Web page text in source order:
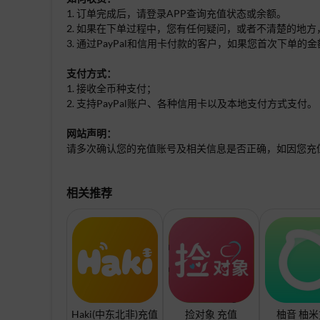
1. 订单完成后，请登录APP查询充值状态或余额。
2. 如果在下单过程中，您有任何疑问，或者不清楚的地
3. 通过PayPal和信用卡付款的客户，如果您首次下单的
支付方式：
1. 接收全币种支付；
2. 支持PayPal账户、各种信用卡以及本地支付方式支付。
网站声明：
请多次确认您的充值账号及相关信息是否正确，如因您
相关推荐
Haki(中东北非)充值 捡对象 充值 柚音 柚